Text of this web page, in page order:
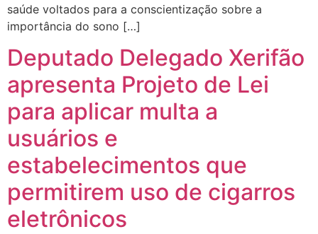
saúde voltados para a conscientização sobre a
importância do sono […]
Deputado Delegado Xerifão
apresenta Projeto de Lei
para aplicar multa a
usuários e
estabelecimentos que
permitirem uso de cigarros
eletrônicos